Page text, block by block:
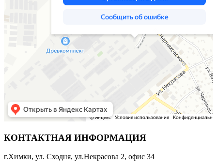
КОНТАКТНАЯ ИНФОРМАЦИЯ
г.Химки, ул. Сходня, ул.Некрасова 2, офис 34